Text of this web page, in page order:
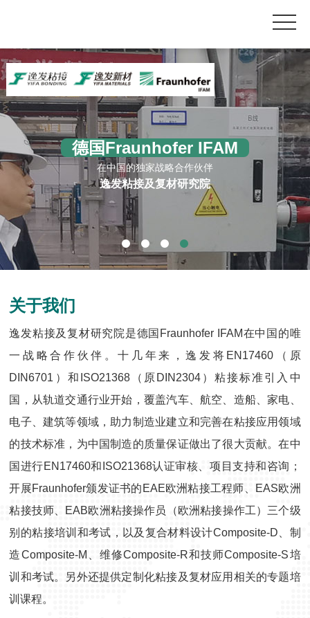
德国Fraunhofer IFAM
在中国的独家战略合作伙伴
逸发粘接及复材研究院
关于我们
逸发粘接及复材研究院是德国Fraunhofer IFAM在中国的唯
一战略合作伙伴。十几年来，逸发将EN17460（原
DIN6701）和ISO21368（原DIN2304）粘接标准引入中
国，从轨道交通行业开始，覆盖汽车、航空、造船、家电、
电子、建筑等领域，助力制造业建立和完善在粘接应用领域
的技术标准，为中国制造的质量保证做出了很大贡献。在中
国进行EN17460和ISO21368认证审核、项目支持和咨询；
开展Fraunhofer颁发证书的EAE欧洲粘接工程师、EAS欧洲
粘接技师、EAB欧洲粘接操作员（欧洲粘接操作工）三个级
别的粘接培训和考试，以及复合材料设计Composite-D、制
造Composite-M、维修Composite-R和技师Composite-S培
训和考试。另外还提供定制化粘接及复材应用相关的专题培
训课程。